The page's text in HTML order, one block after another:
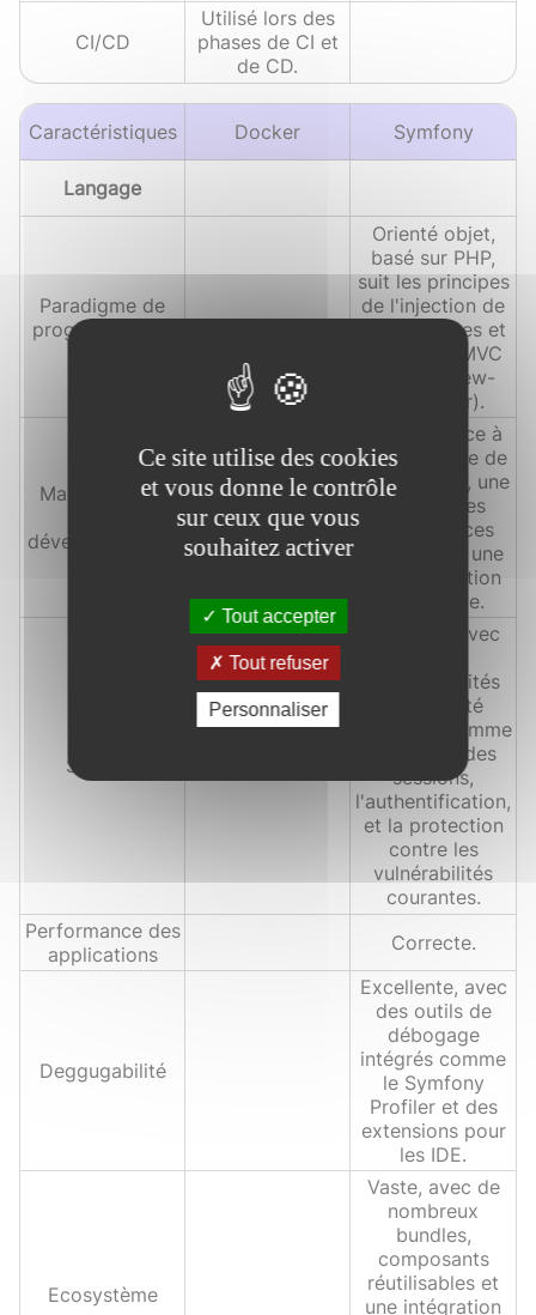
CI/CD
Utilisé lors des
phases de CI et
de CD.
Caractéristiques Docker Symfony
Langage
Paradigme de
programmation
Orienté objet,
basé sur PHP,
suit les principes
de l'injection de
dépendances et
le modèle MVC
(Model-View-
Controller).
Maintenabilité
développements
Élevée, grâce à
une structure de
projet claire, une
gestion des
dépendances
efficace, et une
documentation
exhaustive.
Sécurité
Modérée, avec
fonctionnalités
de sécurité
intégrées comme
la gestion des
sessions,
l'authentification,
et la protection
contre les
vulnérabilités
courantes.
Performance des
applications
Correcte.
Deggugabilité
Excellente, avec
des outils de
débogage
intégrés comme
le Symfony
Profiler et des
extensions pour
les IDE.
Ecosystème
Vaste, avec de
nombreux
bundles,
composants
réutilisables et
une intégration
Ce site utilise des cookies
et vous donne le contrôle
sur ceux que vous
souhaitez activer
Tout accepter
Tout refuser
Personnaliser